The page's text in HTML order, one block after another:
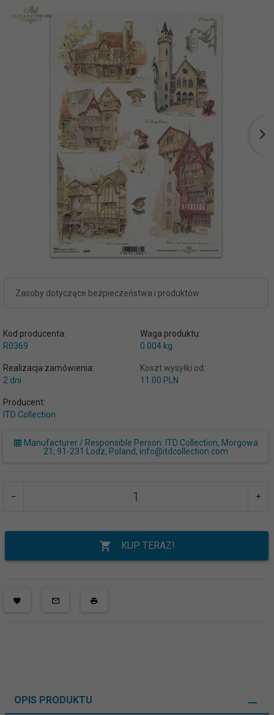
Zasoby dotyczące bezpieczeństwa i produktów
Kod producenta:
R0369
Waga produktu:
0.004 kg
Realizacja zamówienia:
2 dni
Koszt wysyłki od:
11.00 PLN
Producent:
ITD Collection
Manufacturer / Responsible Person: ITD Collection, Morgowa
21, 91-231 Lodz, Poland, info@itdcollection.com
KUP TERAZ!
OPIS PRODUKTU